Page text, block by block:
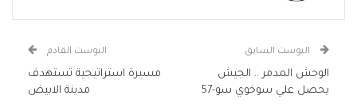
البوست السابق
الوحش المدمر .. الجيش
يحصل علي سوخوي سو-57
البوست القادم
مسيرة استراتيجية تستهدف
مدينة الابيض